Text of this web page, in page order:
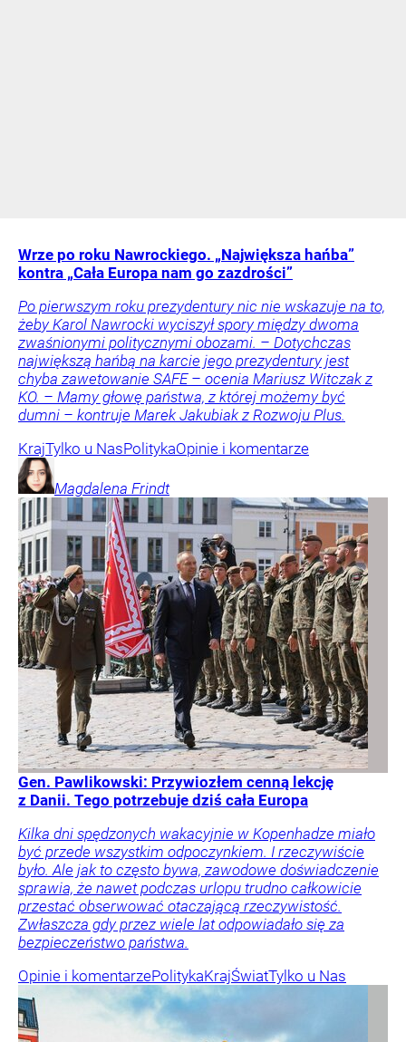
Wrze po roku Nawrockiego. „Największa hańba”
kontra „Cała Europa nam go zazdrości”
Po pierwszym roku prezydentury nic nie wskazuje na to,
żeby Karol Nawrocki wyciszył spory między dwoma
zwaśnionymi politycznymi obozami. – Dotychczas
największą hańbą na karcie jego prezydentury jest
chyba zawetowanie SAFE – ocenia Mariusz Witczak z
KO. – Mamy głowę państwa, z której możemy być
dumni – kontruje Marek Jakubiak z Rozwoju Plus.
KrajTylko u NasPolitykaOpinie i komentarze
Magdalena Frindt
Gen. Pawlikowski: Przywiozłem cenną lekcję
z Danii. Tego potrzebuje dziś cała Europa
Kilka dni spędzonych wakacyjnie w Kopenhadze miało
być przede wszystkim odpoczynkiem. I rzeczywiście
było. Ale jak to często bywa, zawodowe doświadczenie
sprawia, że nawet podczas urlopu trudno całkowicie
przestać obserwować otaczającą rzeczywistość.
Zwłaszcza gdy przez wiele lat odpowiadało się za
bezpieczeństwo państwa.
Opinie i komentarzePolitykaKrajŚwiatTylko u Nas